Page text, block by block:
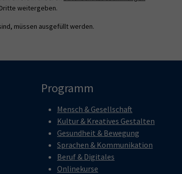
weitergeben.
müssen ausgefüllt werden.
Programm
Mensch & Gesellschaft
Kultur & Kreatives Gestalten
Gesundheit & Bewegung
Sprachen & Kommunikation
Beruf & Digitales
Onlinekurse